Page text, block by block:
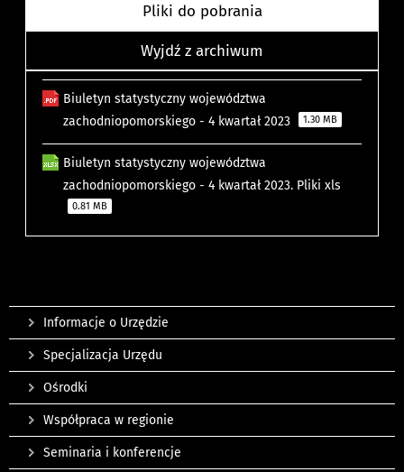
Pliki do pobrania
Wyjdź z archiwum
Biuletyn statystyczny województwa
zachodniopomorskiego - 4 kwartał 2023
1.30 MB
Biuletyn statystyczny województwa
zachodniopomorskiego - 4 kwartał 2023. Pliki xls
0.81 MB
Informacje o Urzędzie
Specjalizacja Urzędu
Ośrodki
Współpraca w regionie
Seminaria i konferencje